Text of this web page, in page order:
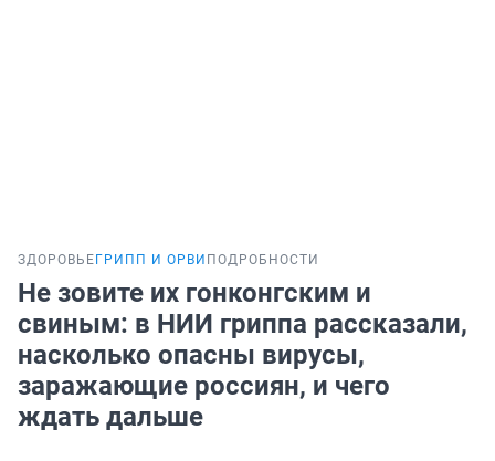
ЗДОРОВЬЕ ГРИПП И ОРВИ ПОДРОБНОСТИ
Не зовите их гонконгским и
свиным: в НИИ гриппа рассказали,
насколько опасны вирусы,
заражающие россиян, и чего
ждать дальше